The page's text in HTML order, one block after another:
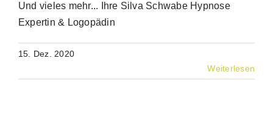
Und vieles mehr... Ihre Silva Schwabe Hypnose
Expertin & Logopädin
15. Dez. 2020
Weiterlesen